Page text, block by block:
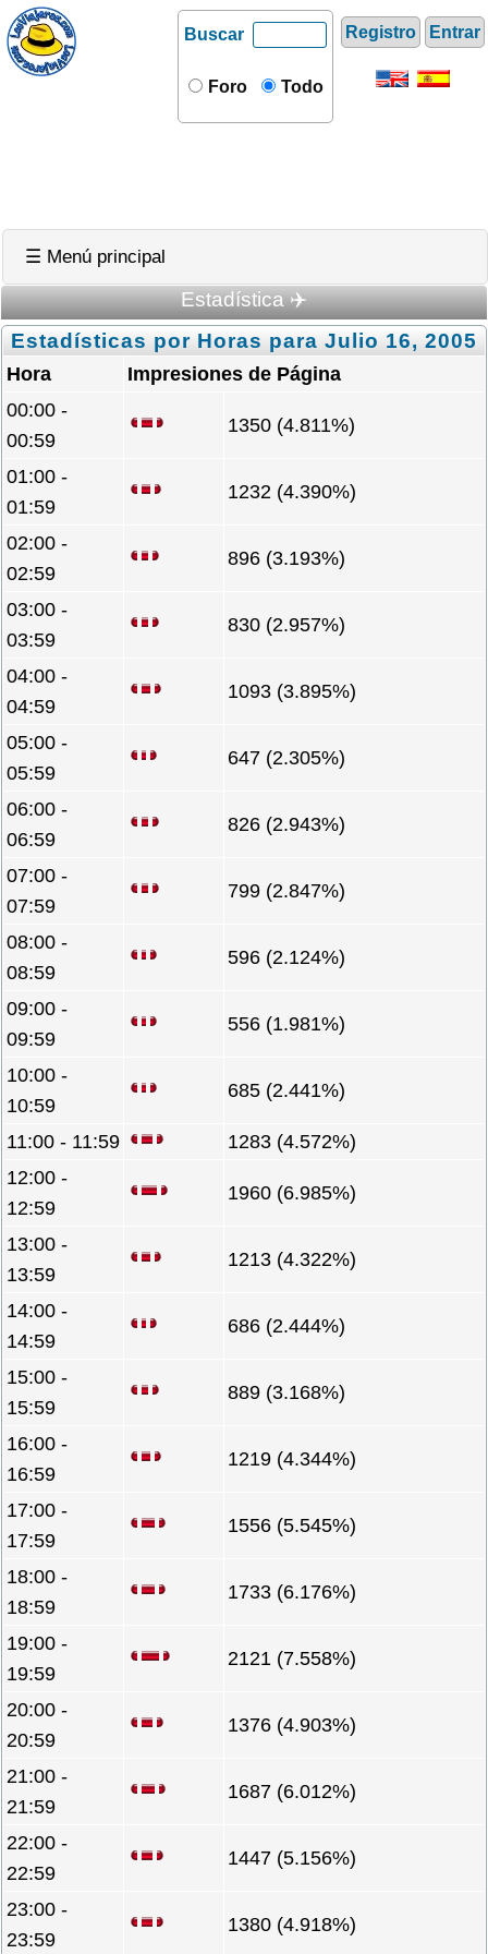
Registro Entrar
Buscar
Foro Todo
☰ Menú principal
Estadística ✈️
Estadísticas por Horas para Julio 16, 2005
Hora
Impresiones de Página
00:00 -
00:59
1350 (4.811%)
01:00 -
01:59
1232 (4.390%)
02:00 -
02:59
896 (3.193%)
03:00 -
03:59
830 (2.957%)
04:00 -
04:59
1093 (3.895%)
05:00 -
05:59
647 (2.305%)
06:00 -
06:59
826 (2.943%)
07:00 -
07:59
799 (2.847%)
08:00 -
08:59
596 (2.124%)
09:00 -
09:59
556 (1.981%)
10:00 -
10:59
685 (2.441%)
11:00 - 11:59
1283 (4.572%)
12:00 -
12:59
1960 (6.985%)
13:00 -
13:59
1213 (4.322%)
14:00 -
14:59
686 (2.444%)
15:00 -
15:59
889 (3.168%)
16:00 -
16:59
1219 (4.344%)
17:00 -
17:59
1556 (5.545%)
18:00 -
18:59
1733 (6.176%)
19:00 -
19:59
2121 (7.558%)
20:00 -
20:59
1376 (4.903%)
21:00 -
21:59
1687 (6.012%)
22:00 -
22:59
1447 (5.156%)
23:00 -
23:59
1380 (4.918%)